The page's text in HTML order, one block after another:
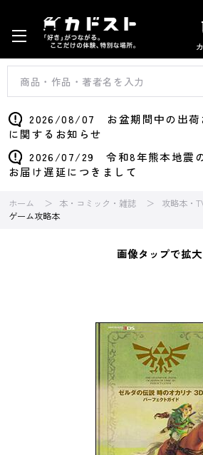
2026/08/07 お盆期間中の出荷
に関するお知らせ
2026/07/29 令和8年熊本地震
お届け遅延につきまして
ホーム 本・コミック・雑誌
攻略本・
ゲーム攻略本
画像タップで拡大